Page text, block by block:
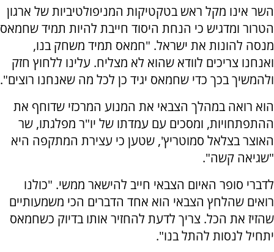
השר אינו מקל ראש בטקטיקות המניפולטיביות של ארגון
הטרור ומדגיש כי הנחת היסוד חייבת להיות תמיד שחמאס
מנסה להונות את ישראל. "חמאס תמיד משחק בנו,
ואנחנו צריכים לוודא שהוא לא מצליח. עלינו ללחוץ חזק
ולהמשיך בכך כדי שחמאס יגיד כן לכל מה שאנחנו רוצים".
הוא רואה במהלך הצבאי את המנוע המרכזי שדוחף את
ההתפתחויות, ומסכים עם עמדתו של יו"ר מפלגתו, שר
האוצר בצלאל סמוטריץ', שטען כי עצירת המתקפה היא
"שגיאה קשה".
לדברי סופר האיום הצבאי חייב להישאר ממשי. "כולנו
רואים שהלחץ הצבאי הוא אחד הדברים הכי משמעותיים
שהזיז את הכל. צריך לדעת להחזיר אותו בדיוק כשחמאס
יתחיל לנסות להתל בנו".